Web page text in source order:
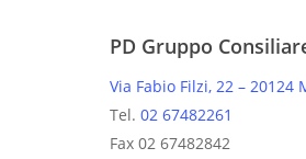
PD Gruppo
Via Fabio Filzi, 22 – 20124
Tel.02 67482261
Fax 02 67482842